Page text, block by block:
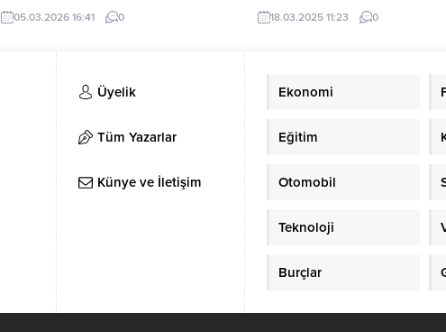
denetimlerde, kaçak bir imalathane­de
yaklaşık 5 ton son kullanma tarihi geçmiş
Mehmet Canpolat’ın talimatları
doğrultusunda gerçekleştirilen kontroller
kapsamında kaçak üretim faaliyeti ortaya
çıkarıldı. Yapılan denetimlerde Paşabağı
Mahallesi’nde bir binanın zemin katında
05.03.2026 16:41 0
Uluslararası piyasalardaki
artması, Ortadoğu’daki gelişmeler
gram altın, saat 11.20 itibariyle
18.03.2025 11:23 0
Üyelik
Tüm Yazarlar
Künye ve İletişim
Ekonomi
Eğitim
Otomobil
Teknoloji
Burçlar